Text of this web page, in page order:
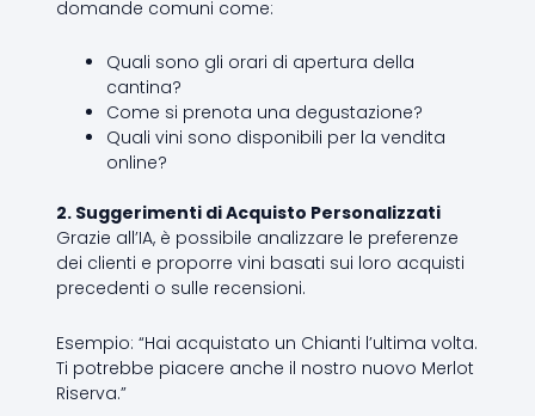
domande comuni come:
Quali sono gli orari di apertura della
cantina?
Come si prenota una degustazione?
Quali vini sono disponibili per la vendita
online?
2. Suggerimenti di Acquisto Personalizzati
Grazie all’IA, è possibile analizzare le preferenze
dei clienti e proporre vini basati sui loro acquisti
precedenti o sulle recensioni.
Esempio: “Hai acquistato un Chianti l’ultima volta.
Ti potrebbe piacere anche il nostro nuovo Merlot
Riserva.”